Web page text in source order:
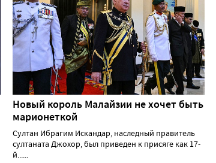
Новый король Малайзии не хочет быть
марионеткой
Султан Ибрагим Искандар, наследный правитель
султаната Джохор, был приведен к присяге как 17-
й......